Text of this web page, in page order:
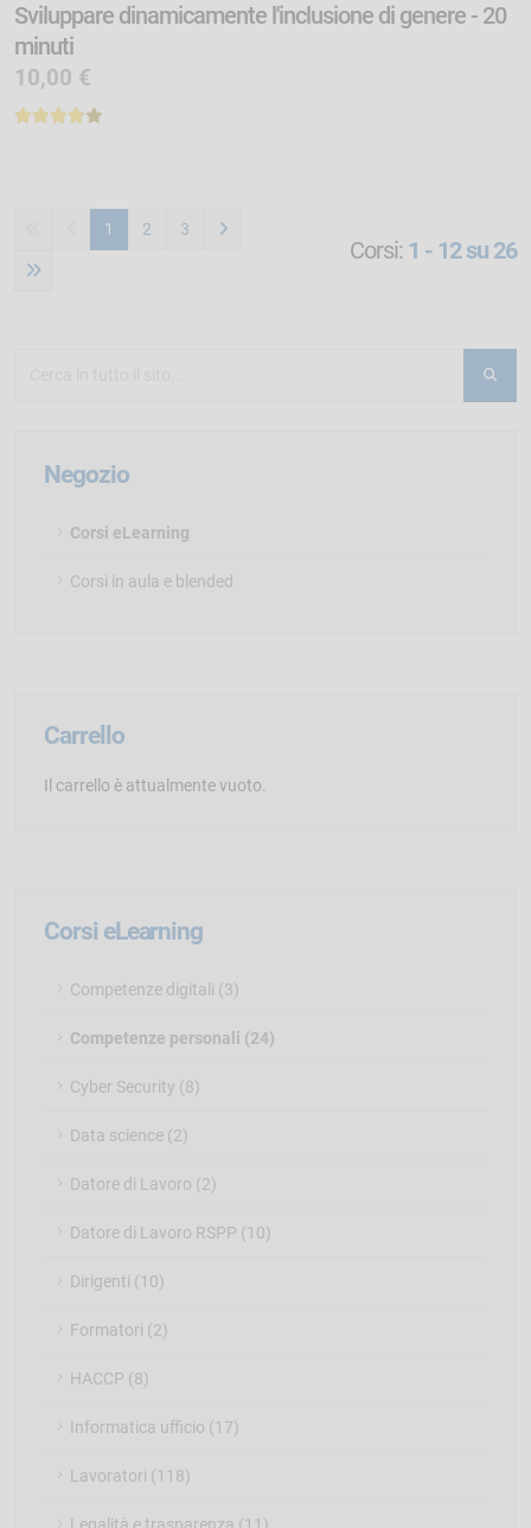
Sviluppare dinamicamente l'inclusione di genere - 20
minuti
10,00 €
1 2 3
Corsi: 1 - 12 su 26
Negozio
Corsi eLearning
Corsi in aula e blended
Carrello
Il carrello è attualmente vuoto.
Corsi eLearning
Competenze digitali (3)
Competenze personali (24)
Cyber Security (8)
Data science (2)
Datore di Lavoro (2)
Datore di Lavoro RSPP (10)
Dirigenti (10)
Formatori (2)
HACCP (8)
Informatica ufficio (17)
Lavoratori (118)